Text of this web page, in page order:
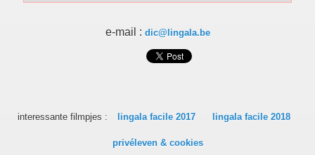
e-mail : dic@lingala.be
interessante filmpjes : lingala facile 2017 lingala facile 2018
privéleven & cookies